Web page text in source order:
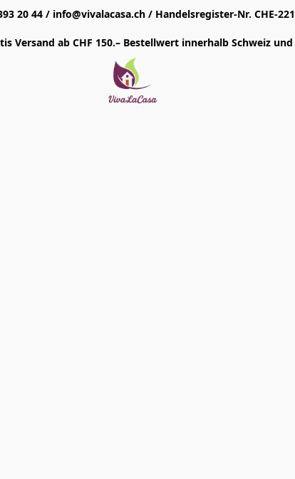
20 44 / info@vivalacasa.ch / Handelsregister-Nr. CHE-
Versand ab CHF 150.– Bestellwert innerhalb Schweiz